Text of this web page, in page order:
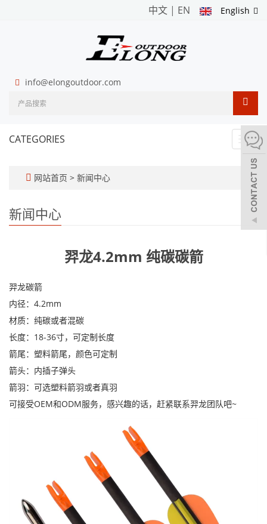
English
中文 | EN
info@elongoutdoor.com
CATEGORIES
网站首页 > 新闻中心
新闻中心
羿龙4.2mm 纯碳碳箭
羿龙碳箭
内径：4.2mm
材质：纯碳或者混碳
长度：18-36寸，可定制长度
箭尾：塑料箭尾，颜色可定制
箭头：内插子弹头
箭羽：可选塑料箭羽或者真羽
可接受OEM和ODM服务，感兴趣的话，赶紧联系羿龙团队吧~